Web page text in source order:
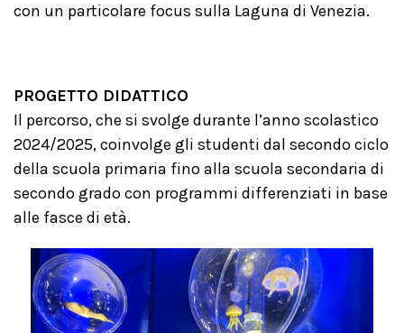
con un particolare focus sulla Laguna di Venezia.
PROGETTO DIDATTICO
Il percorso, che si svolge durante l’anno scolastico
2024/2025, coinvolge gli studenti dal secondo ciclo
della scuola primaria fino alla scuola secondaria di
secondo grado con programmi differenziati in base
alle fasce di età.